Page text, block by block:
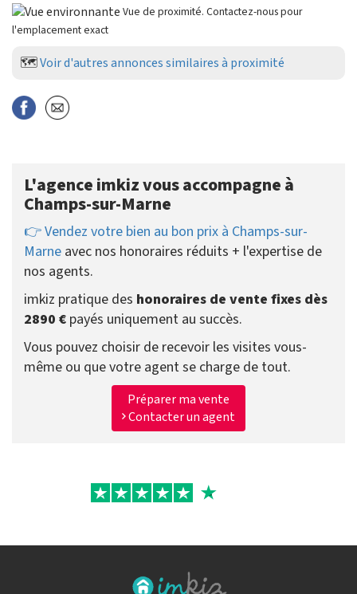
Vue de proximité. Contactez-nous pour
l'emplacement exact
🗺️Voir d'autres annonces similaires à proximité
L'agence imkiz vous accompagne à
Champs-sur-Marne
👉 Vendez votre bien au bon prix à Champs-sur-
Marne avec nos honoraires réduits + l'expertise de
nos agents.
imkiz pratique des honoraires de vente fixes dès
2890 € payés uniquement au succès.
Vous pouvez choisir de recevoir les visites vous-
même ou que votre agent se charge de tout.
Préparer ma vente
Contacter un agent